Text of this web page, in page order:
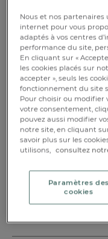
79 B Rue de Namur
1000 Bruxelles
+32 2 446 18 15
CAEN
3 rue Neuve Saint-Jean
14000 Caen
02 31 95 67 45
CANNES
10 rue Belges
06400 Cannes
Nous et nos partenaires
internet pour vous
adaptés à vos centres
performance du site,
En cliquant sur «
les cookies placés sur
accepter », seuls les
fonctionnement du site
Pour choisir ou modifier
votre consentement,
pouvez aussi modifier
notre site, en cliquant
savoir plus sur les
utilisons, consultez
Paramètres des
cookies